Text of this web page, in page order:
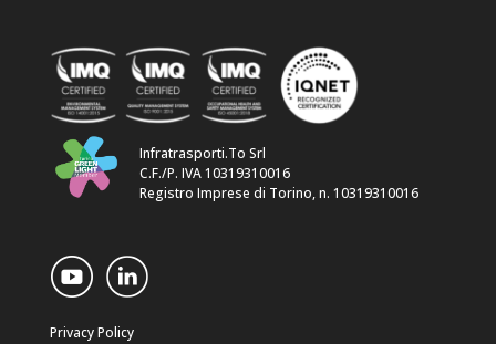
Infratrasporti.To Srl
C.F./P. IVA 10319310016
Registro Imprese di Torino, n. 10319310016
Privacy Policy